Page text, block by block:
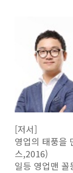
[저서]
영업의 태풍을
스,2016)
일등 영업맨